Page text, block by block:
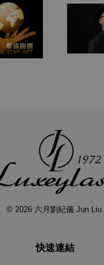
© 2026 六月劉紀儀 Jun Liu.
快速連結